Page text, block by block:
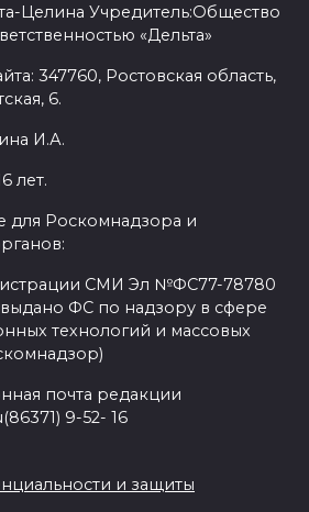
Целина Учредитель:Общество
«Дельта»
347760, Ростовская область,
6.
И.А.
лет.
для Роскомнадзора и
СМИ Эл №ФС77-78780
выдано ФС по надзору в сфере
технологий и массовых
почта редакции
9-52- 16
и защиты